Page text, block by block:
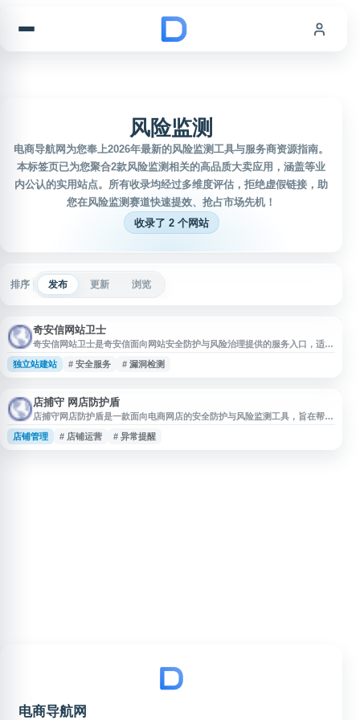
风险监测
电商导航网为您奉上2026年最新的风险监测工具与服务商资源指南。
本标签页已为您聚合2款风险监测相关的高品质大卖应用，涵盖等业
内公认的实用站点。所有收录均经过多维度评估，拒绝虚假链接，助
您在风险监测赛道快速提效、抢占市场先机！
收录了 2 个网站
排序 发布 更新 浏览
奇安信网站卫士
奇安信网站卫士是奇安信面向网站安全防护与风险治理提供的服务入口，适用
于网站管理者了解网页防篡改、漏洞检测、安全监测、攻击防护等相关能力。
平台围绕网站运行安全、内容安全和访问安全提供信息展示与服务支持，帮助
独立站建站 # 安全服务 # 漏洞检测
店捕守 网店防护盾
店捕守网店防护盾是一款面向电商网店的安全防护与风险监测工具，旨在帮助
商家关注店铺运营中的异常情况与潜在风险。平台围绕网店防护、数据监控、
风险提醒等场景提供相关服务，适用于需要提升店铺安全管理效率的电商经营
店铺管理 # 店铺运营 # 异常提醒
电商导航网